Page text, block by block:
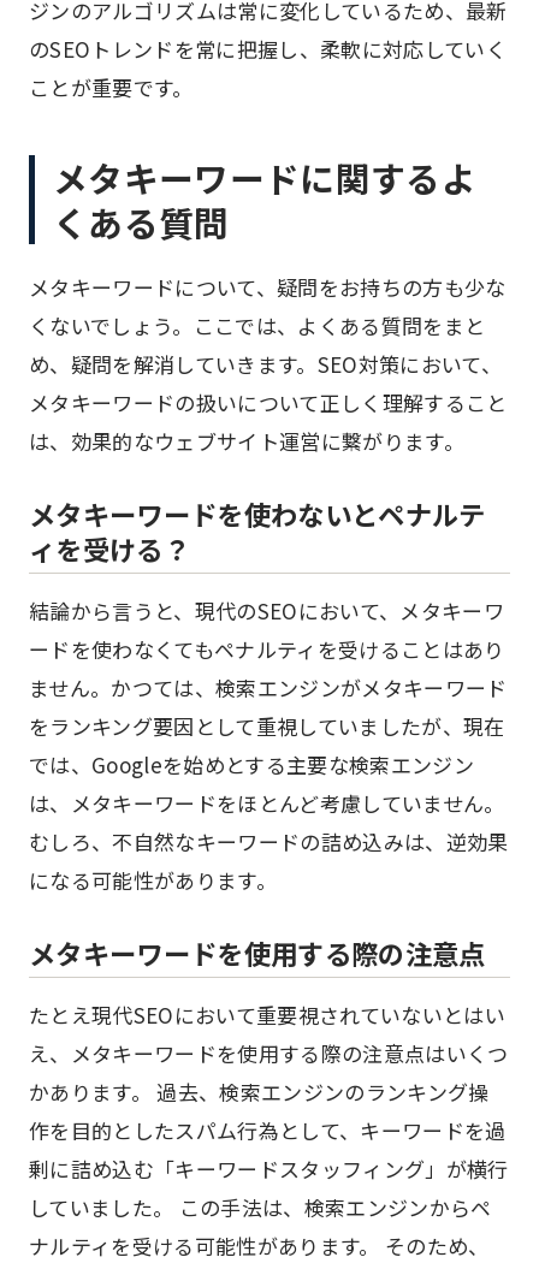
ジンのアルゴリズムは常に変化しているため、最新
のSEOトレンドを常に把握し、柔軟に対応していく
ことが重要です。
メタキーワードに関するよ
くある質問
メタキーワードについて、疑問をお持ちの方も少な
くないでしょう。ここでは、よくある質問をまと
め、疑問を解消していきます。SEO対策において、
メタキーワードの扱いについて正しく理解すること
は、効果的なウェブサイト運営に繋がります。
メタキーワードを使わないとペナルテ
ィを受ける？
結論から言うと、現代のSEOにおいて、メタキーワ
ードを使わなくてもペナルティを受けることはあり
ません。かつては、検索エンジンがメタキーワード
をランキング要因として重視していましたが、現在
では、Googleを始めとする主要な検索エンジン
は、メタキーワードをほとんど考慮していません。
むしろ、不自然なキーワードの詰め込みは、逆効果
になる可能性があります。
メタキーワードを使用する際の注意点
たとえ現代SEOにおいて重要視されていないとはい
え、メタキーワードを使用する際の注意点はいくつ
かあります。 過去、検索エンジンのランキング操
作を目的としたスパム行為として、キーワードを過
剰に詰め込む「キーワードスタッフィング」が横行
していました。 この手法は、検索エンジンからペ
ナルティを受ける可能性があります。 そのため、